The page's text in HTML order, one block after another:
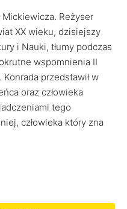
Reżyser
XX wieku, dzisiejszy
i Nauki, tłumy podczas
wspomnienia II
przedstawił w
oraz człowieka
tego
człowieka który zna